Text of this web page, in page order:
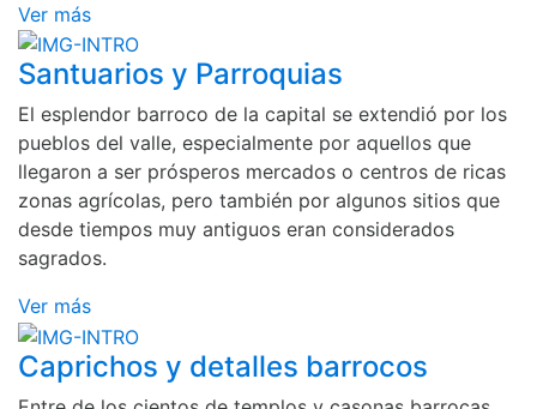
Ver más
Santuarios y Parroquias
El esplendor barroco de la capital se extendió por los
pueblos del valle, especialmente por aquellos que
llegaron a ser prósperos mercados o centros de ricas
zonas agrícolas, pero también por algunos sitios que
desde tiempos muy antiguos eran considerados
sagrados.
Ver más
Caprichos y detalles barrocos